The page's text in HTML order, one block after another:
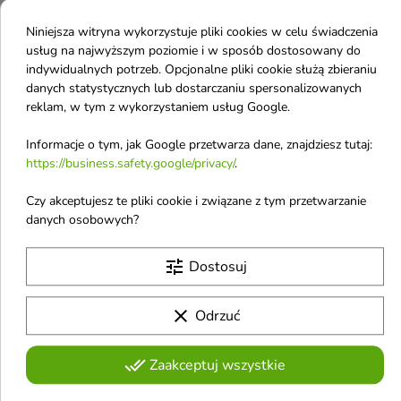
pozbawionych objętości
8,53 £
osłabionych i wymagających
odbudowy.
8,53 £
Nowość favorite_border
Ecoforia Hair Euphoria
wypadaniu włosów
400 ml
Odżywka przeznaczona do
pielęgnacji włosów osłabionych
Nowość
Ecoforia Aqua Moist
nawilżająca Odżywka
do włosów 400 ml
Intensywnie nawilża, wygładza
oraz ułatwia rozczesywanie, nie
Niniejsza witryna wykorzystuje pliki cookies w celu świadczenia
usług na najwyższym poziomie i w sposób dostosowany do
indywidualnych potrzeb. Opcjonalne pliki cookie służą zbieraniu
danych statystycznych lub dostarczaniu spersonalizowanych
reklam, w tym z wykorzystaniem usług Google.
Informacje o tym, jak Google przetwarza dane, znajdziesz tutaj:
https://business.safety.google/privacy/.
Czy akceptujesz te pliki cookie i związane z tym przetwarzanie
danych osobowych?
tune Dostosuj
clear Odrzuć
done_allZaakceptuj wszystkie